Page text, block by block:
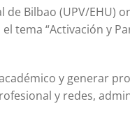
Bilbao (UPV/EHU)
tema “Activación y
y generar
y redes,